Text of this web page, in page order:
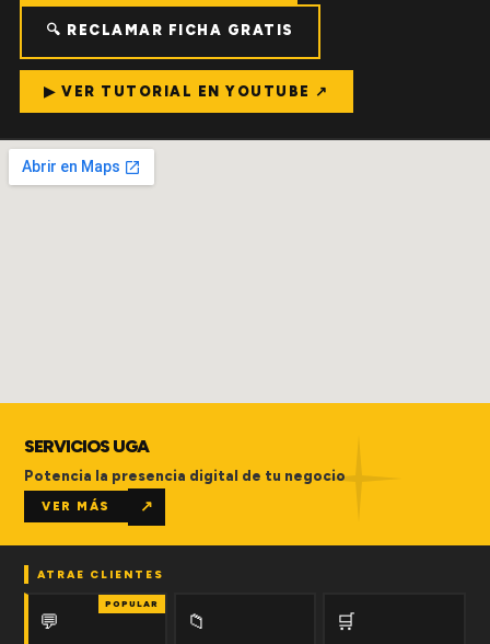
🔍 RECLAMAR FICHA GRATIS
▶ VER TUTORIAL EN YOUTUBE ↗
SERVICIOS UGA
Potencia la presencia digital de tu negocio
VER MÁS ↗
ATRAE CLIENTES
POPULAR
💬 📁 🛒